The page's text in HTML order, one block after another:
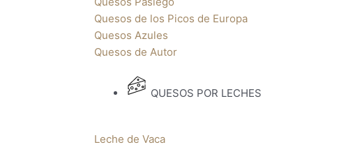
Quesos de los Picos de Europa
Quesos Azules
Quesos de Autor
QUESOS POR LECHES
Leche de Vaca